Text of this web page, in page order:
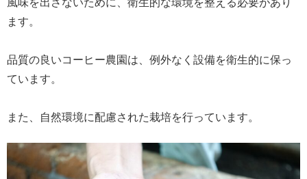
風味を出さないために、衛生的な環境を整える必要があり
ます。
品質の良いコーヒー農園は、例外なく設備を衛生的に保っ
ています。
また、自然環境に配慮された栽培を行っています。